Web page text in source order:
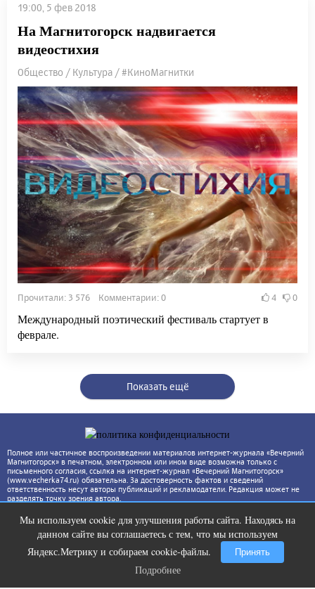
19:00, 5 фев 2018
На Магнитогорск надвигается
видеостихия
Общество / Культура / #КиноМагнитки
Прочитали: 3 576 Комментарии: 0 4 0
Международный поэтический фестиваль стартует в
феврале.
Показать ещё
Полное или частичное воспроизведении материалов интернет-журнала «Вечерний
Магнитогорск» в печатном, электронном или ином виде возможна только с
письменного согласия, ссылка на интернет-журнал «Вечерний Магнитогорск»
(www.vecherka74.ru) обязательна. За достоверность фактов и сведений
ответственность несут авторы публикаций и рекламодатели. Редакция может не
разделять точку зрения автора.
Мы используем cookie для улучшения работы сайта. Находясь на
данном сайте вы соглашаетесь с тем, что мы используем
Яндекс.Метрику и собираем cookie-файлы.
Принять
Подробнее
Ролик длится несколько секунд, а
смеяться вы будете долго
Подробнее